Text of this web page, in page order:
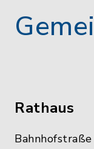
Rathaus